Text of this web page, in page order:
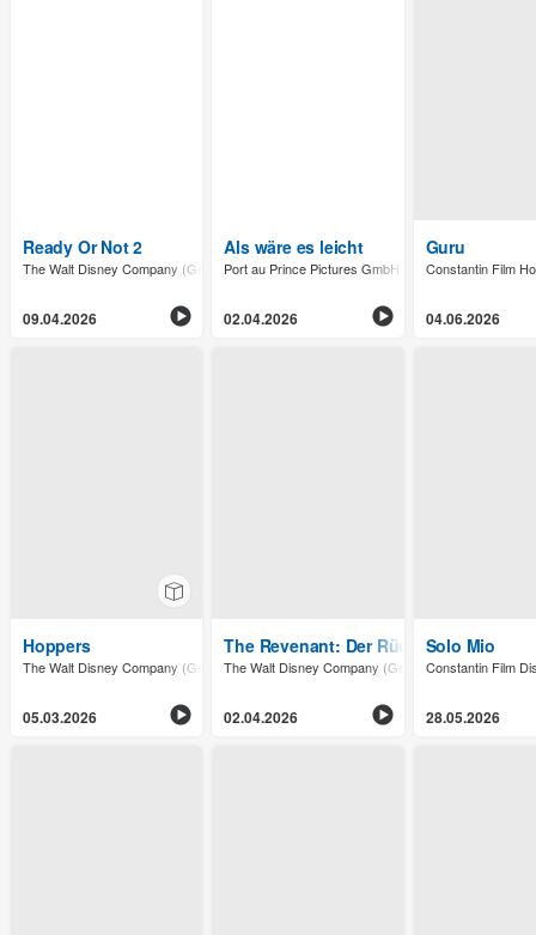
Ready Or Not 2
The Walt Disney Company (Germany) GmbH
09.04.2026
Als wäre es leicht
Port au Prince Pictures GmbH
02.04.2026
Guru
Constantin Film
04.06.2026
Hoppers
The Walt Disney Company (Germany) GmbH
05.03.2026
The Revenant: Der Rückkehrer
The Walt Disney Company (Germany) GmbH
02.04.2026
Solo Mio
Constantin Film
28.05.2026